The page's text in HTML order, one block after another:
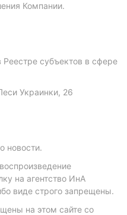
Компании.
субъектов в сфере
Украинки, 26
новости.
на агентство ИнА
виде строго запрещены.
на этом сайте со